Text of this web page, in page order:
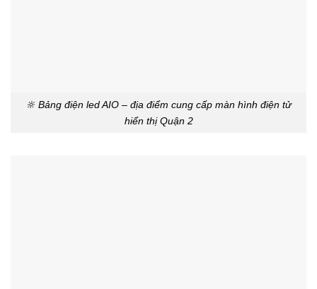
🔆 Bảng điện led AIO – địa điểm cung cấp màn hình điện tử
hiển thị Quận 2